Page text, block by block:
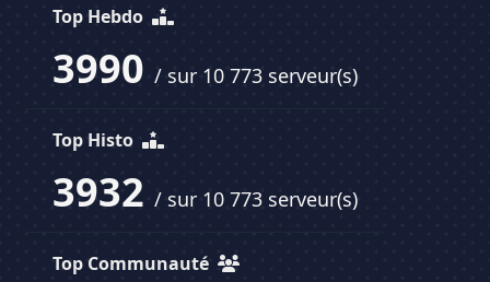
Top Hebdo
3990 / sur 10 773 serveur(s)
Top Histo
3932 / sur 10 773 serveur(s)
Top Communauté